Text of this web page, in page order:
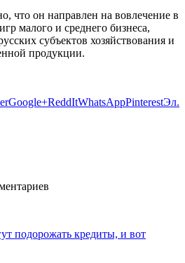
что он направлен на вовлечение в
малого и среднего бизнеса,
субъектов хозяйствования и
продукции.
Google+ReddItWhatsAppPinterestЭл.
подорожать кредиты, и вот